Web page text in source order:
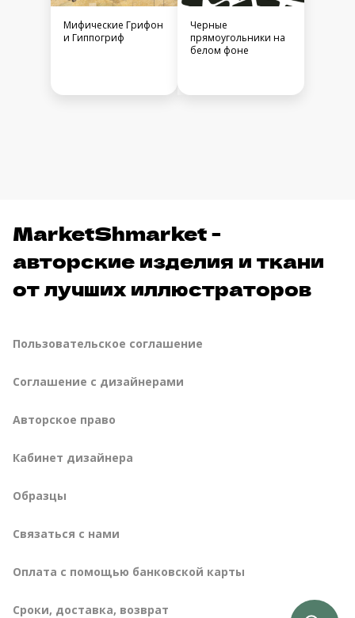
Мифические Грифон
и Гиппогриф
Черные
прямоугольники на
белом фоне
MarketShmarket -
авторские изделия и ткани
от лучших иллюстраторов
Пользовательское соглашение
Соглашение с дизайнерами
Авторское право
Кабинет дизайнера
Образцы
Связаться с нами
Оплата с помощью банковской карты
сроки, доставка, возврат